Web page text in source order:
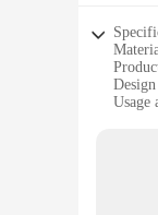
Usage
Parts
The